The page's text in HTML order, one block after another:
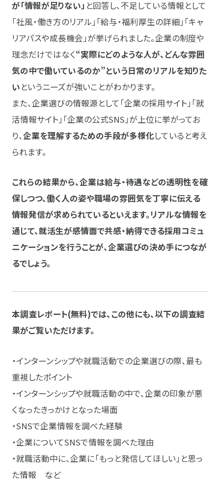
が「情報が足りない」 と回答し、不足している情報として
「社風・働き方のリアル」「給与・福利厚生の詳細」「キャ
リアパスや成長機会」が挙げられました。企業の制度や
理念だけではなく“実際にどのような人が、どんな雰囲
気の中で働いているのか”という日常のリアルを知りた
いというニーズが強いことがわかります。
また、企業選びの情報源として「企業の採用サイト」「就
活情報サイト」「企業の公式SNS」が上位に挙がってお
り、企業を理解するための手段が多様化していると考え
られます。
これらの結果から、企業は給与・待遇などの透明性を確
保しつつ、働く人の姿や職場の雰囲気を丁寧に伝える
情報発信が求められているといえます。リアルな情報を
通じて、就活生が感情面で共感・納得できる採用コミュ
ニケーションを行うことが、企業選びの決め手につなが
るでしょう。
本調査レポート(無料)では、この他にも、以下の調査結
果がご覧いただけます。
・インターンシップや就職活動での企業選びの際、最も
重視したポイント
・インターンシップや就職活動の中で、企業の印象が悪
くなったきっかけとなった場面
・SNSで企業情報を調べた経験
・企業についてSNSで情報を調べた理由
・就職活動中に、企業に「もっと発信してほしい」と思っ
た情報 など